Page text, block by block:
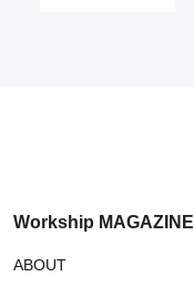
Workship MAGAZINE
ABOUT